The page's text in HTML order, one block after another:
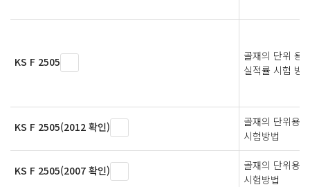
KS F 2505
골재의 단위 용
실적률 시험 방
KS F 2505(2012 확인)
골재의 단위용
시험방법
KS F 2505(2007 확인)
골재의 단위용
시험방법